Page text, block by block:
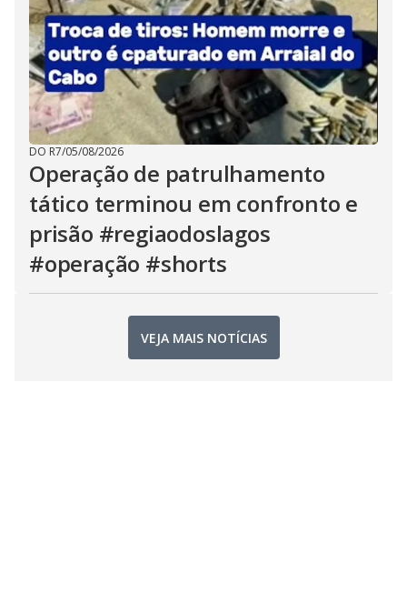
DO R7/05/08/2026
Operação de patrulhamento
tático terminou em confronto e
prisão #regiaodoslagos
#operação #shorts
VEJA MAIS NOTÍCIAS